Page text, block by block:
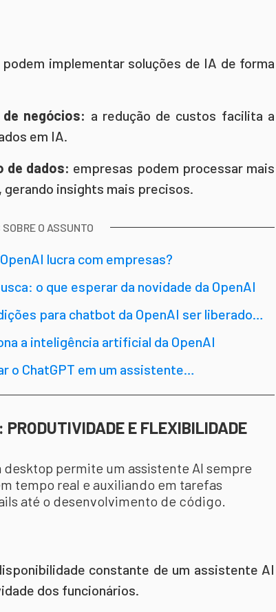
implementar soluções de IA de forma
negócios: a redução de custos facilita a
em IA.
de dados: empresas podem processar mais
insights mais precisos.
SOBRE O ASSUNTO
lucra com empresas?
o que esperar da novidade da OpenAI
para chatbot da OpenAI ser liberado
a inteligência artificial da OpenAI
o ChatGPT em um assistente
E FLEXIBILIDADE
desktop permite um assistente AI sempre
tempo real e auxiliando em tarefas
até o desenvolvimento de código.
constante de um assistente AI
dos funcionários.